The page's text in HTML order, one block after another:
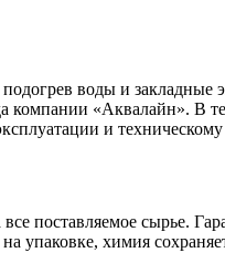
воды и закладные
компании «Аквалайн». В
и
поставляемое сырье.
упаковке, химия